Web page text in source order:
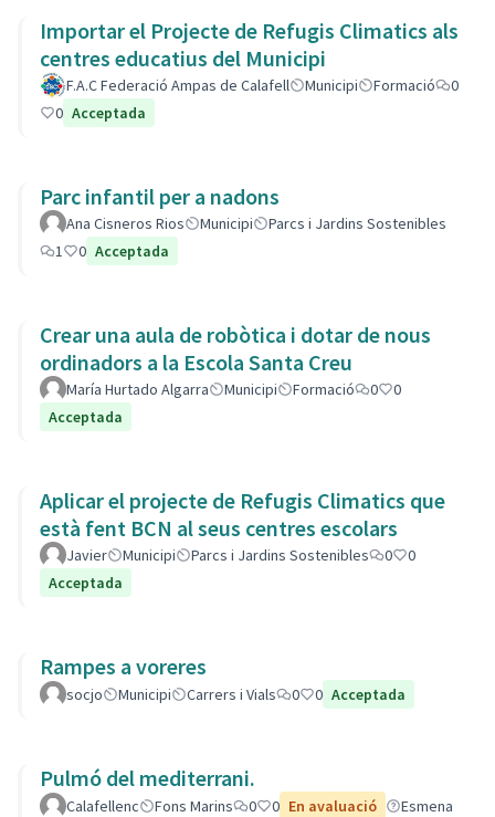
Importar el Projecte de Refugis Climatics als
centres educatius del Municipi
F.A.C Federació Ampas de Calafell Municipi Formació
0
0 Acceptada
Parc infantil per a nadons
Ana Cisneros Rios Municipi
Parcs i Jardins Sostenibles
1
0 Acceptada
Crear una aula de robòtica i dotar de nous
ordinadors a la Escola Santa Creu
María Hurtado Algarra Municipi Formació 0
0
Acceptada
Aplicar el projecte de Refugis Climatics que
està fent BCN al seus centres escolars
Javier Municipi Parcs i Jardins Sostenibles 0
0
Acceptada
Rampes a voreres
socjo Municipi Carrers i Vials 0 0 Acceptada
Pulmó del mediterrani.
Calafellenc Fons Marins 0 0 En avaluació Esmena